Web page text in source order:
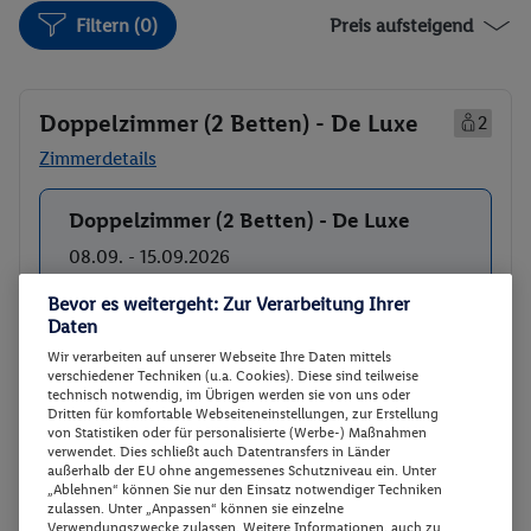
Filtern (0) Preis aufsteigend
Doppelzimmer (2 Betten) - De Luxe
2
Zimmerdetails
Buchen
Doppelzimmer (2 Betten) - De Luxe
08.09. - 15.09.2026
Ab/ bis München (DE)
Flugdetails anzeigen
Doppelzimmer (2 Betten) - De Luxe
Frühstück
Rail & Fly (deutschlandweit)
Hotel-Transfer
1338.-
Gesamt 2676 €
Veranstalter:TUI Deutschland GmbH
Bevor es weitergeht: Zur Verarbeitung Ihrer
Daten
Wir verarbeiten auf unserer Webseite Ihre Daten mittels
verschiedener Techniken (u.a. Cookies). Diese sind teilweise
technisch notwendig, im Übrigen werden sie von uns oder
Dritten für komfortable Webseiteneinstellungen, zur Erstellung
von Statistiken oder für personalisierte (Werbe-) Maßnahmen
verwendet. Dies schließt auch Datentransfers in Länder
außerhalb der EU ohne angemessenes Schutzniveau ein. Unter
„Ablehnen“ können Sie nur den Einsatz notwendiger Techniken
zulassen. Unter „Anpassen“ können sie einzelne
Verwendungszwecke zulassen. Weitere Informationen, auch zu